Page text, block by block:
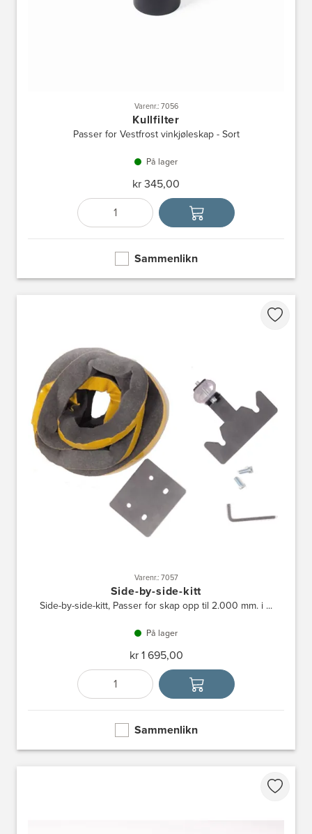
Varenr.: 7056
Kullfilter
Passer for Vestfrost vinkjøleskap - Sort
På lager
kr 345,00
Antall
Velg enhet
Sammenlikn
Varenr.: 7057
Side-by-side-kitt
Side-by-side-kitt, Passer for skap opp til 2.000 mm. i ...
På lager
kr 1 695,00
Antall
Velg enhet
Sammenlikn